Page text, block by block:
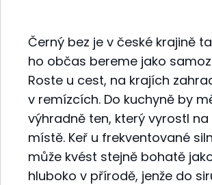
Černý bez je v české krajině
ho občas bereme jako
Roste u cest, na krajích
v remízcích. Do kuchyně by
výhradně ten, který vyrostl
místě. Keř u frekventované
může kvést stejně bohatě
hluboko v přírodě, jenže do